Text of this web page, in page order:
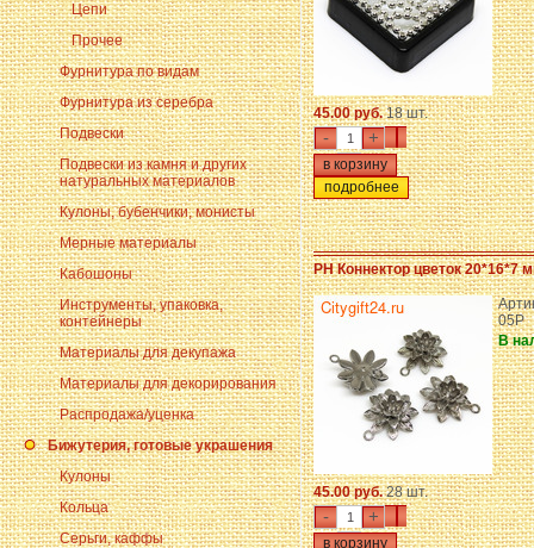
Цепи
Прочее
Фурнитура по видам
Фурнитура из серебра
Подвески
Подвески из камня и других
натуральных материалов
Кулоны, бубенчики, монисты
Мерные материалы
Кабошоны
Инструменты, упаковка,
контейнеры
Материалы для декупажа
Материалы для декорирования
Распродажа/уценка
Бижутерия, готовые украшения
Кулоны
Кольца
Серьги, каффы
45.00 руб.18 шт.
- +
подробнее
PH Коннектор цветок 20*16*7
05P
В
45.00 руб.28 шт.
- +